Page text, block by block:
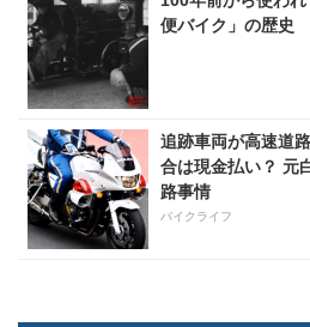
便バイク」の歴史
追跡車両が高速道
合は現金払い？ 元
路事情
バイクライフ